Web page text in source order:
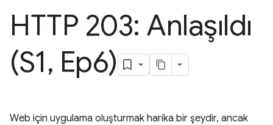
HTTP 203: Anlaşıldı
(S1, Ep6)
Web için uygulama oluşturmak harika bir şeydir, ancak